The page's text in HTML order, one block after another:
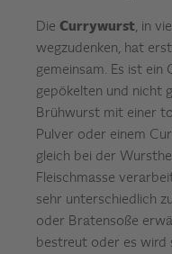
Die Currywurst, in
wegzudenken, hat
gemeinsam. Es ist ein
gepökelten und nicht
Brühwurst mit einer
Pulver oder einem
gleich bei der
Fleischmasse
sehr unterschiedlich
oder Bratensoße
bestreut oder es wird